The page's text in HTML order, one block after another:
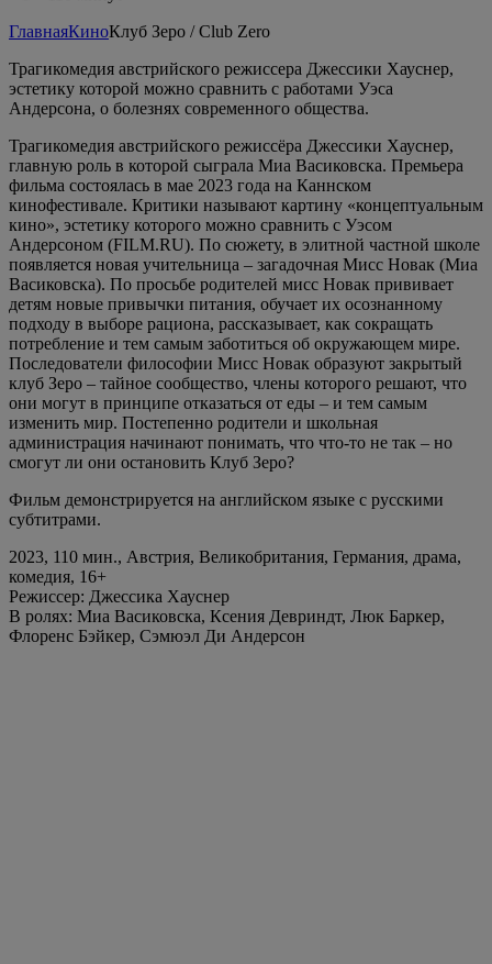
ГлавнаяКиноКлуб Зеро / Club Zero
Трагикомедия австрийского режиссера Джессики Хауснер,
эстетику которой можно сравнить с работами Уэса
Андерсона, о болезнях современного общества.
Трагикомедия австрийского режиссёра Джессики Хауснер,
главную роль в которой сыграла Миа Васиковска. Премьера
фильма состоялась в мае 2023 года на Каннском
кинофестивале. Критики называют картину «концептуальным
кино», эстетику которого можно сравнить с Уэсом
Андерсоном (FILM.RU). По сюжету, в элитной частной школе
появляется новая учительница – загадочная Мисс Новак (Миа
Васиковска). По просьбе родителей мисс Новак прививает
детям новые привычки питания, обучает их осознанному
подходу в выборе рациона, рассказывает, как сокращать
потребление и тем самым заботиться об окружающем мире.
Последователи философии Мисс Новак образуют закрытый
клуб Зеро – тайное сообщество, члены которого решают, что
они могут в принципе отказаться от еды – и тем самым
изменить мир. Постепенно родители и школьная
администрация начинают понимать, что что-то не так – но
смогут ли они остановить Клуб Зеро?
Фильм демонстрируется на английском языке с русскими
субтитрами.
2023, 110 мин., Австрия, Великобритания, Германия, драма,
комедия, 16+
Режиссер: Джессика Хауснер
В ролях: Миа Васиковска, Ксения Девриндт, Люк Баркер,
Флоренс Бэйкер, Сэмюэл Ди Андерсон